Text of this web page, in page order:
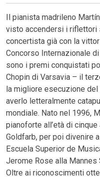
Il pianista madrileno
visto accendersi i riflettori
concertista già con la
Concorso Internazionale
sono i premi conquistati
Chopin di Varsavia – il
la migliore esecuzione
averlo letteralmente
mondiale. Nato nel 1996,
pianoforte all’età di
Goldfarb, per poi divenire
Escuela Superior de
Jerome Rose alla
Oltre ai riconoscimenti